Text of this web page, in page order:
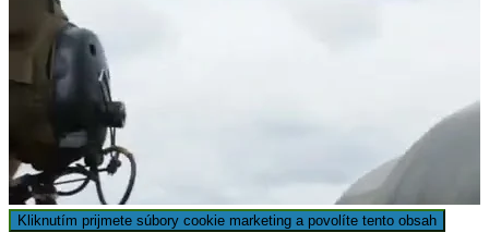
Kliknutím prijmete súbory cookie marketing a povolíte tento obsah
Sledujte Future Army TV